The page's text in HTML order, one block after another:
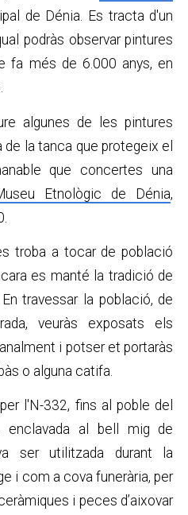
de Dénia. Es tracta d'un
podràs observar pintures
fa més de 6.000 anys, en
algunes de les pintures
de la tanca que protegeix el
que concertes una
Etnològic de Dénia,
troba a tocar de població
es manté la tradició de
travessar la població, de
veuràs exposats els
i potser et portaràs
o alguna catifa.
l'N-332, fins al poble del
enclavada al bell mig de
ser utilitzada durant la
i com a cova funerària, per
i peces d’aixovar